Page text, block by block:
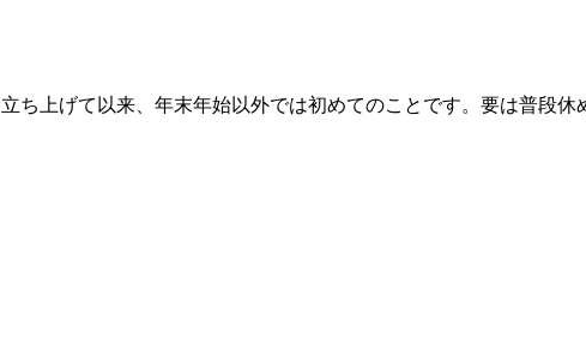
ち上げて以来、年末年始以外では初めてのことです。要は普段休